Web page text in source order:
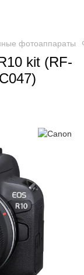
фотоаппараты
kit (RF-